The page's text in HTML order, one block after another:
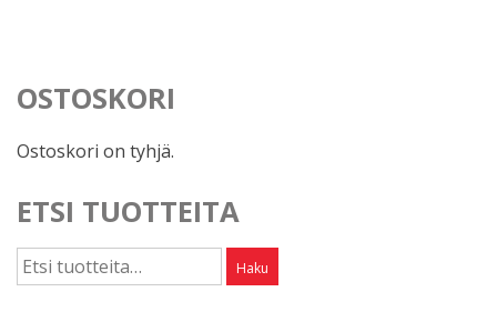
OSTOSKORI
Ostoskori on tyhjä.
ETSI TUOTTEITA
Etsi: Haku